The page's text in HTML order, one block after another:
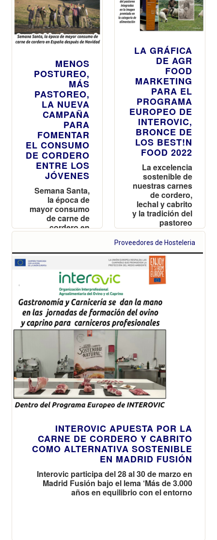
MENOS
POSTUREO,
MÁS
PASTOREO,
LA NUEVA
CAMPAÑA
PARA
FOMENTAR
EL CONSUMO
DE CORDERO
ENTRE LOS
JÓVENES
Semana Santa,
la época de
mayor consumo
de carne de
cordero en
Navidad
LA GRÁFICA
DE AGR
FOOD
MARKETING
PARA EL
PROGRAMA
EUROPEO DE
INTEROVIC,
BRONCE DE
LOS BEST!N
FOOD 2022
La excelencia
sostenible de
nuestras carnes
de cordero,
lechal y cabrito
y la tradición del
pastoreo
integradas en la
imagen
premiada en la
categoría de
alimentación
Proveedores de Hosteleria
INTEROVIC APUESTA POR LA
CARNE DE CORDERO Y CABRITO
COMO ALTERNATIVA SOSTENIBLE
EN MADRID FUSIÓN
Interovic participa del 28 al 30 de marzo en
Madrid Fusión bajo el lema ‘Más de 3.000
años en equilibrio con el entorno